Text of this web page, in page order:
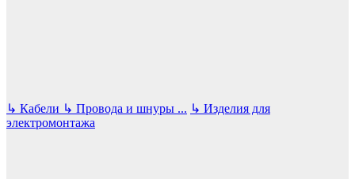
↳ Кабели ↳ Провода и шнуры ... ↳ Изделия для
электромонтажа